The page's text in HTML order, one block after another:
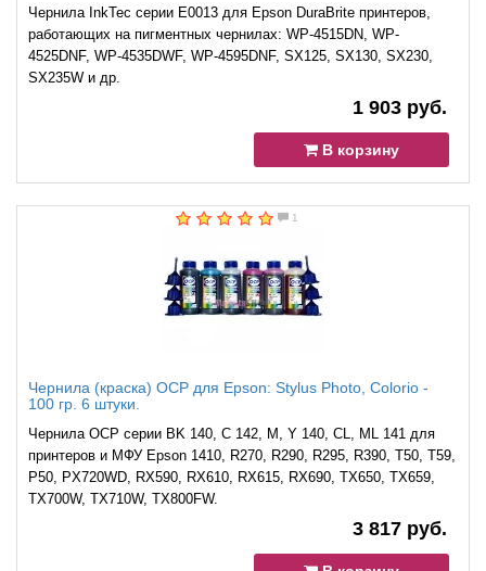
Чернила InkTec серии E0013 для Epson DuraBrite принтеров,
работающих на пигментных чернилах: WP-4515DN, WP-
4525DNF, WP-4535DWF, WP-4595DNF, SX125, SX130, SX230,
SX235W и др.
1 903 руб.
В корзину
1
Чернила (краска) OCP для Epson: Stylus Photo, Colorio -
100 гр. 6 штуки.
Чернила OCP серии BK 140, C 142, M, Y 140, CL, ML 141 для
принтеров и МФУ Epson 1410, R270, R290, R295, R390, T50, T59,
P50, PX720WD, RX590, RX610, RX615, RX690, TX650, TX659,
TX700W, TX710W, TX800FW.
3 817 руб.